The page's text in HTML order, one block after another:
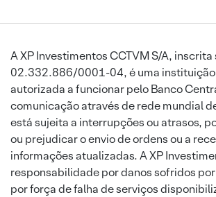
A XP Investimentos CCTVM S/A, inscrita
02.332.886/0001-04, é uma
autorizada a funcionar pelo Banco
comunicação através de rede mundial
está sujeita a interrupções ou atrasos,
ou prejudicar o envio de ordens ou a
informações atualizadas. A XP
responsabilidade por danos sofridos
por força de falha de serviços